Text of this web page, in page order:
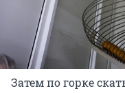
Затем по горке